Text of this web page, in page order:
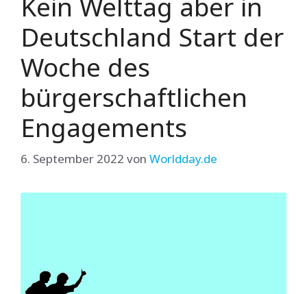
Deutschland Start der
Woche des
bürgerschaftlichen
Engagements
6. September 2022 von Worldday.de